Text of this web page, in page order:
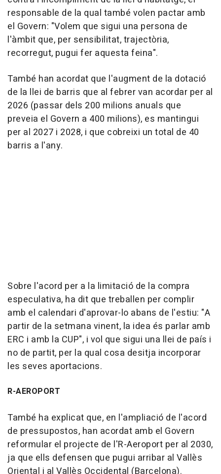
responsable de la qual també volen pactar amb
el Govern: "Volem que sigui una persona de
l'àmbit que, per sensibilitat, trajectòria,
recorregut, pugui fer aquesta feina".
També han acordat que l'augment de la dotació
de la llei de barris que al febrer van acordar per al
2026 (passar dels 200 milions anuals que
preveia el Govern a 400 milions), es mantingui
per al 2027 i 2028, i que cobreixi un total de 40
barris a l'any.
Sobre l'acord per a la limitació de la compra
especulativa, ha dit que treballen per complir
amb el calendari d'aprovar-lo abans de l'estiu: "A
partir de la setmana vinent, la idea és parlar amb
ERC i amb la CUP", i vol que sigui una llei de país i
no de partit, per la qual cosa desitja incorporar
les seves aportacions.
R-AEROPORT
També ha explicat que, en l'ampliació de l'acord
de pressupostos, han acordat amb el Govern
reformular el projecte de l'R-Aeroport per al 2030,
ja que ells defensen que pugui arribar al Vallès